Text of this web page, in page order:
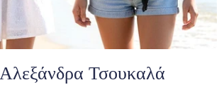
Αλεξάνδρα Τσουκαλά